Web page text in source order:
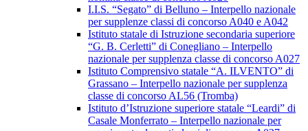
I.I.S. “Segato” di Belluno – Interpello nazionale
per supplenze classi di concorso A040 e A042
Istituto statale di Istruzione secondaria superiore
“G. B. Cerletti” di Conegliano – Interpello
nazionale per supplenza classe di concorso A027
Istituto Comprensivo statale “A. ILVENTO” di
Grassano – Interpello nazionale per supplenza
classe di concorso AL56 (Tromba)
Istituto d’Istruzione superiore statale “Leardi” di
Casale Monferrato – Interpello nazionale per